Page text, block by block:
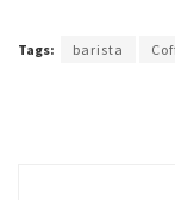
Tags: barista